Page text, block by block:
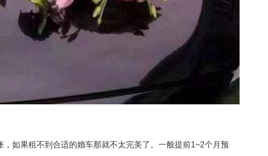
如果租不到合适的婚车那就不太完美了。一般提前1~2个月预